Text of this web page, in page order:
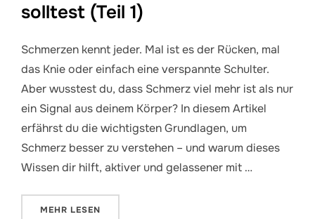
solltest (Teil 1)
Schmerzen kennt jeder. Mal ist es der Rücken, mal
das Knie oder einfach eine verspannte Schulter.
Aber wusstest du, dass Schmerz viel mehr ist als nur
ein Signal aus deinem Körper? In diesem Artikel
erfährst du die wichtigsten Grundlagen, um
Schmerz besser zu verstehen – und warum dieses
Wissen dir hilft, aktiver und gelassener mit …
MEHR ÜBER „SCHMERZ VERSTEHEN – GRUNDLAGEN
LESEN